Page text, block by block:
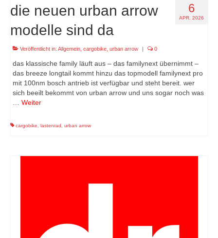
6
APR. 2026
die neuen urban arrow
modelle sind da
Veröffentlicht in: Allgemein cargobike urban arrow 0
das klassische family läuft aus – das familynext übernimmt –
das breeze longtail kommt hinzu das topmodell familynext pro
mit 100nm bosch antrieb ist verfügbar und steht bereit. wer
sich beeilt bekommt von urban arrow und uns sogar noch was
… Weiter
cargobike, lastenrad , urban arrow